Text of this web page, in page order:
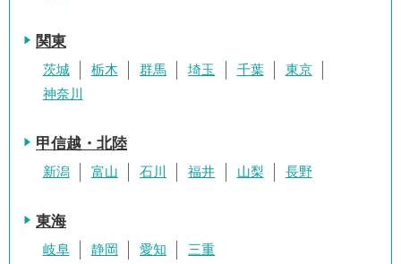
関東
茨城 栃木 群馬 埼玉 千葉
東京
神奈川
甲信越・北陸
新潟 富山 石川 福井 山梨 長野
東海
岐阜 静岡 愛知 三重